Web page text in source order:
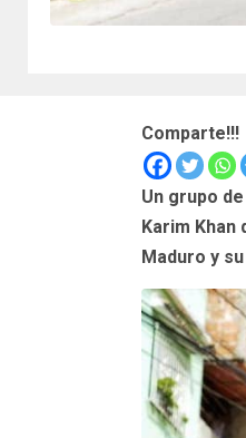
Comparte!!!
Un grupo
Karim
Maduro y